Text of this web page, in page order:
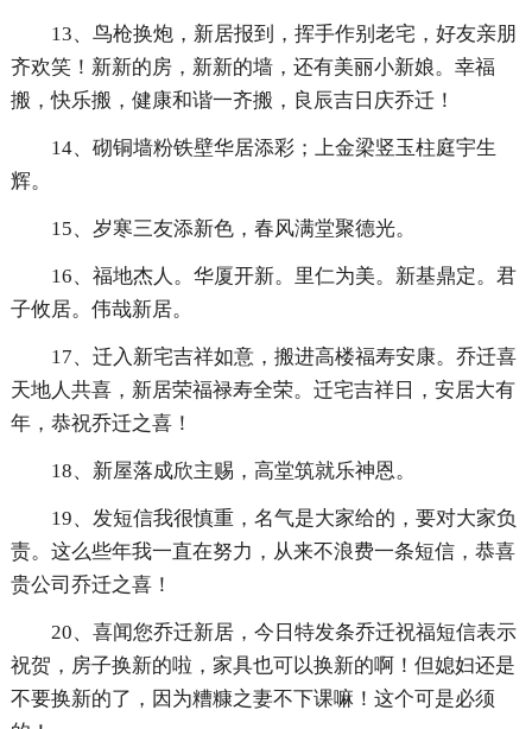
13、鸟枪换炮，新居报到，挥手作别老宅，好友亲朋
齐欢笑！新新的房，新新的墙，还有美丽小新娘。幸福
搬，快乐搬，健康和谐一齐搬，良辰吉日庆乔迁！
14、砌铜墙粉铁壁华居添彩；上金梁竖玉柱庭宇生
辉。
15、岁寒三友添新色，春风满堂聚德光。
16、福地杰人。华厦开新。里仁为美。新基鼎定。君
子攸居。伟哉新居。
17、迁入新宅吉祥如意，搬进高楼福寿安康。乔迁喜
天地人共喜，新居荣福禄寿全荣。迁宅吉祥日，安居大有
年，恭祝乔迁之喜！
18、新屋落成欣主赐，高堂筑就乐神恩。
19、发短信我很慎重，名气是大家给的，要对大家负
责。这么些年我一直在努力，从来不浪费一条短信，恭喜
贵公司乔迁之喜！
20、喜闻您乔迁新居，今日特发条乔迁祝福短信表示
祝贺，房子换新的啦，家具也可以换新的啊！但媳妇还是
不要换新的了，因为糟糠之妻不下课嘛！这个可是必须